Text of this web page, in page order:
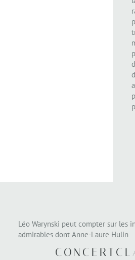
Léo Warynski peut compter sur les
admirables dont Anne-Laure Hulin